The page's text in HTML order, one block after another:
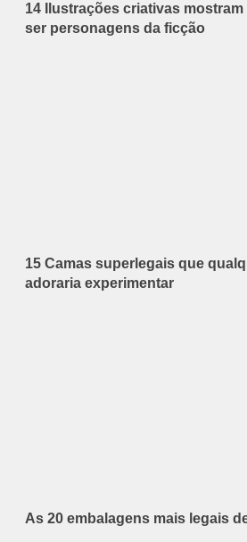
14 Ilustrações criativas
ser personagens da ficção
15 Camas superlegais que
adoraria experimentar
As 20 embalagens mais legais